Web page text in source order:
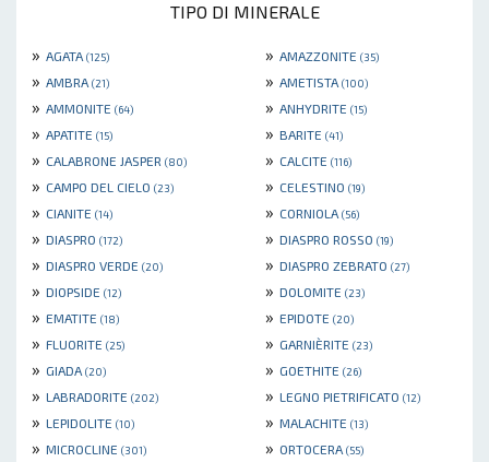
TIPO DI MINERALE
» AGATA (125) » AMAZZONITE (35)
» AMBRA (21) » AMETISTA (100)
» AMMONITE (64) » ANHYDRITE (15)
» APATITE (15) » BARITE (41)
» CALABRONE JASPER (80) » CALCITE (116)
» CAMPO DEL CIELO (23) » CELESTINO (19)
» CIANITE (14) » CORNIOLA (56)
» DIASPRO (172) » DIASPRO ROSSO (19)
» DIASPRO VERDE (20) » DIASPRO ZEBRATO (27)
» DIOPSIDE (12) » DOLOMITE (23)
» EMATITE (18) » EPIDOTE (20)
» FLUORITE (25) » GARNIÈRITE (23)
» GIADA (20) » GOETHITE (26)
» LABRADORITE (202) » LEGNO PIETRIFICATO (12)
» LEPIDOLITE (10) » MALACHITE (13)
» MICROCLINE (301) » ORTOCERA (55)